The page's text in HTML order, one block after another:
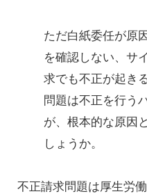
ただ白紙委任が原
を確認しない、サ
求でも不正が起き
問題は不正を行う
が、根本的な原因
しょうか。
不正請求問題は厚生労